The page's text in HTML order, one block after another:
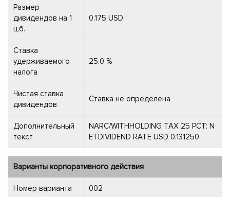
Размер
дивидендов на 1
ц.б.
0.175 USD
Ставка
удерживаемого
налога
25.0 %
Чистая ставка
дивидендов
Ставка не определена
Дополнительный
текст
NARC/WITHHOLDING TAX 25 PCT: N
ETDIVIDEND RATE USD 0.131250
Варианты корпоративного действия
Номер варианта 002